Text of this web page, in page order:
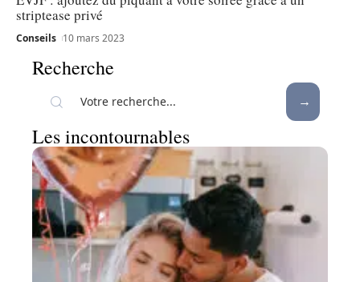
striptease privé
Conseils 10 mars 2023
Recherche
Les incontournables